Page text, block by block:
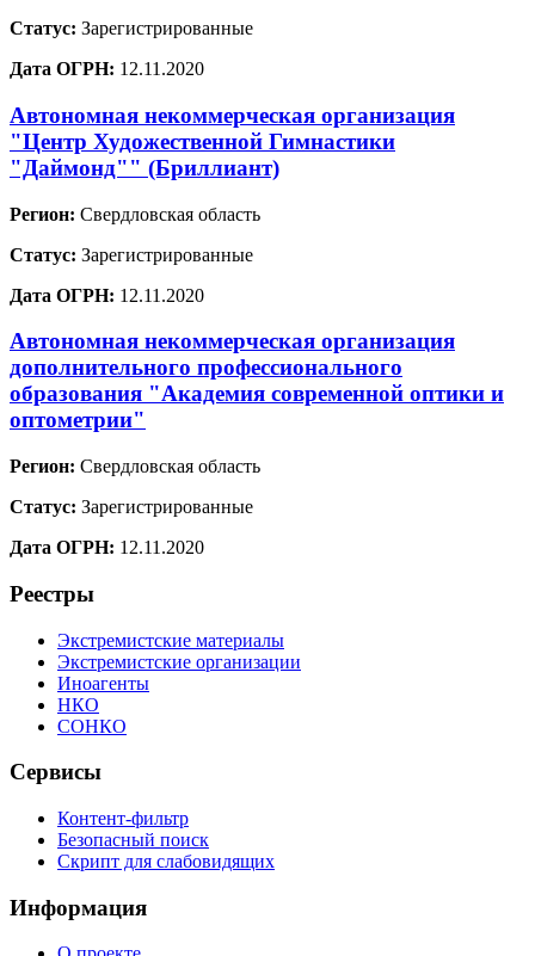
Статус: Зарегистрированные
Дата ОГРН: 12.11.2020
Автономная некоммерческая организация
"Центр Художественной Гимнастики
"Даймонд"" (Бриллиант)
Регион: Свердловская область
Статус: Зарегистрированные
Дата ОГРН: 12.11.2020
Автономная некоммерческая организация
дополнительного профессионального
образования "Академия современной оптики и
оптометрии"
Регион: Свердловская область
Статус: Зарегистрированные
Дата ОГРН: 12.11.2020
Реестры
Экстремистские материалы
Экстремистские организации
Иноагенты
НКО
СОНКО
Сервисы
Контент-фильтр
Безопасный поиск
Скрипт для слабовидящих
Информация